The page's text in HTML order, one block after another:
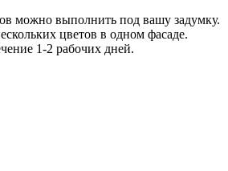
можно выполнить под вашу задумку.
цветов в одном фасаде.
1-2 рабочих дней.